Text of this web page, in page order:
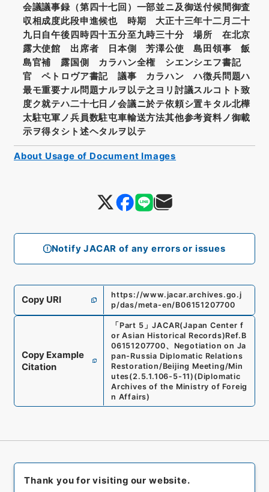
Notify JACAR of any errors or issues
会議議事録（第四十七回）一部並ニ及御送付候間御査
収相成度此段申進候也 時期 大正十三年十二月二十
九日自午後四時四十五分至九時三十分 場所 在北京
露大使館 出席者 日本側 芳澤公使 島田領事 飯
島官補 露国側 カラハン全権 シエンシエフ書記
官 ペトロヴア書記 議事 カラハン ハ徴兵問題ハ
最モ重要ナル問題ナルヲ以テ之ヨリ討議スルコトト致
度ク就テハ二十七日ノ会議ニ於テ依頼シ置キタル北樺
太駐屯軍ノ兵員数駐屯車輸送方法其他参考資料ノ御載
示ヲ得タシト述ヘタルヲ以テ
Copy URI
https://www.jacar.archives.go.j
p/das/meta-en/B06151207700
Copy Example
Citation
「Part 5 」JACAR(Japan Center f
or Asian Historical Records)Ref. B
06151207700、 Negotiation on Ja
pan-Russia Diplomatic Relations
Restoration/Beijing Meeting/Min
utes(2.5.1.106-5-11) (Diplomatic
Archives of the Ministry of Foreig
n Affairs)
About Usage of Document Images
Thank you for visiting our website.